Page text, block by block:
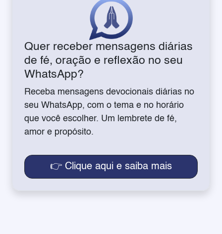
Quer receber mensagens diárias
de fé, oração e reflexão no seu
WhatsApp?
Receba mensagens devocionais diárias no
seu WhatsApp, com o tema e no horário
que você escolher. Um lembrete de fé,
amor e propósito.
👉 Clique aqui e saiba mais